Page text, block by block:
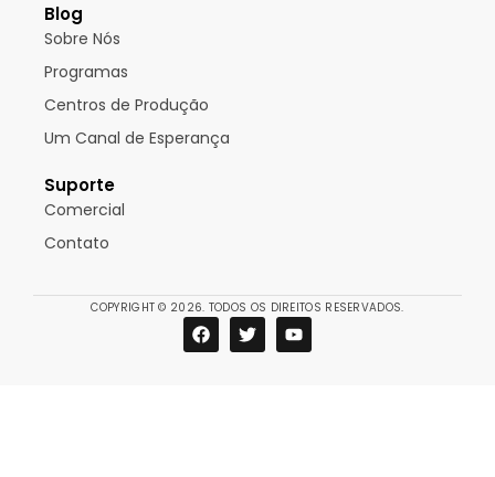
Blog
Sobre Nós
Programas
Centros de Produção
Um Canal de Esperança
Suporte
Comercial
Contato
COPYRIGHT © 2026. TODOS OS DIREITOS RESERVADOS.